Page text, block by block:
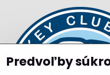
Predvoľby